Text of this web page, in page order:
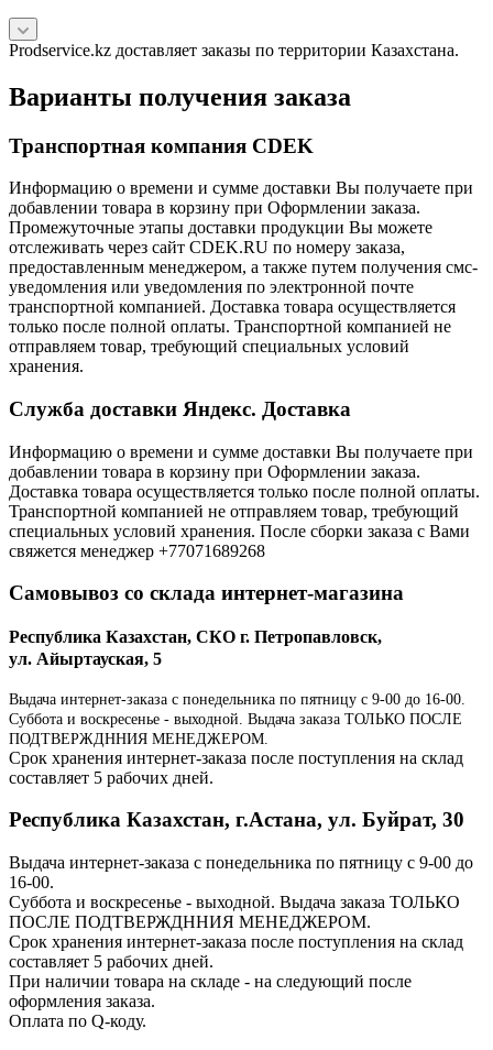
Prodservice.kz доставляет заказы по территории Казахстана.
Варианты получения заказа
Транспортная компания CDEK
Информацию о времени и сумме доставки Вы получаете при
добавлении товара в корзину при Оформлении заказа.
Промежуточные этапы доставки продукции Вы можете
отслеживать через сайт CDEK.RU по номеру заказа,
предоставленным менеджером, а также путем получения смс-
уведомления или уведомления по электронной почте
транспортной компанией. Доставка товара осуществляется
только после полной оплаты. Транспортной компанией не
отправляем товар, требующий специальных условий
хранения.
Служба доставки Яндекс. Доставка
Информацию о времени и сумме доставки Вы получаете при
добавлении товара в корзину при Оформлении заказа.
Доставка товара осуществляется только после полной оплаты.
Транспортной компанией не отправляем товар, требующий
специальных условий хранения. После сборки заказа с Вами
свяжется менеджер +77071689268
Самовывоз со склада интернет-магазина
Республика Казахстан, СКО г. Петропавловск,
ул. Айыртауская, 5
Выдача интернет-заказа с понедельника по пятницу с 9-00 до 16-00.
Суббота и воскресенье - выходной. Выдача заказа ТОЛЬКО ПОСЛЕ
ПОДТВЕРЖДННИЯ МЕНЕДЖЕРОМ.
Срок хранения интернет-заказа после поступления на склад
составляет 5 рабочих дней.
Республика Казахстан, г.Астана, ул. Буйрат, 30
Выдача интернет-заказа с понедельника по пятницу с 9-00 до
16-00.
Суббота и воскресенье - выходной. Выдача заказа ТОЛЬКО
ПОСЛЕ ПОДТВЕРЖДННИЯ МЕНЕДЖЕРОМ.
Срок хранения интернет-заказа после поступления на склад
составляет 5 рабочих дней.
При наличии товара на складе - на следующий после
оформления заказа.
Оплата по Q-коду.